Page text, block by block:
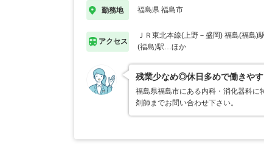
勤務地 福島県 福島市
アクセス
ＪＲ東北本線(上野－盛岡) 福島(福島)
(福島)駅…ほか
残業少なめ◎休日多めで働きやす
福島県福島市にある内科・消化器科に
剤師までお問い合わせ下さい。